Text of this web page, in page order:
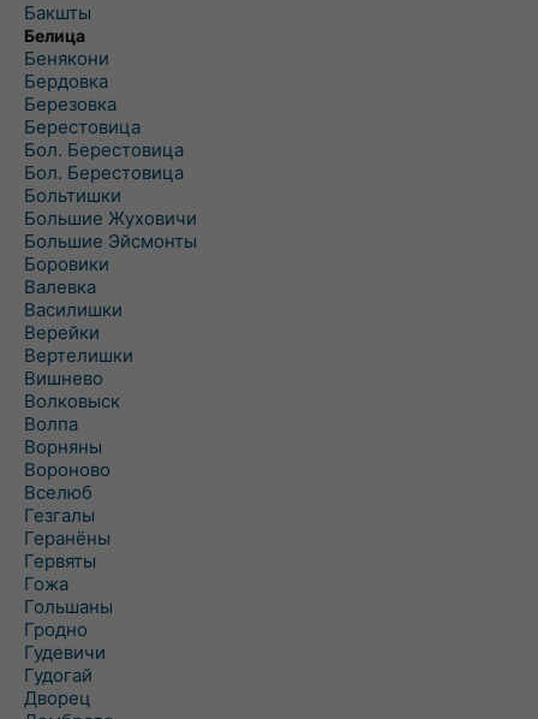
Бакшты
Белица
Бенякони
Бердовка
Березовка
Берестовица
Бол. Берестовица
Бол. Берестовица
Больтишки
Большие Жуховичи
Большие Эйсмонты
Боровики
Валевка
Василишки
Верейки
Вертелишки
Вишнево
Волковыск
Волпа
Ворняны
Вороново
Вселюб
Гезгалы
Геранёны
Гервяты
Гожа
Гольшаны
Гродно
Гудевичи
Гудогай
Дворец